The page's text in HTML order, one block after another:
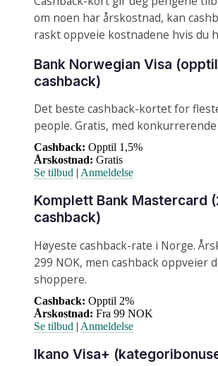
om noen har årskostnad, kan
raskt oppveie kostnadene hvis du
Bank Norwegian Visa
cashback)
Det beste cashback-kortet for
people. Gratis, med
Cashback: Opptil 1,5%
Årskostnad: Gratis
Se tilbud | Anmeldelse
Komplett Bank Mastercard
cashback)
Høyeste cashback-rate i Norge.
299 NOK, men cashback oppveier
shoppere.
Cashback: Opptil 2%
Årskostnad: Fra 99 NOK
Se tilbud | Anmeldelse
Ikano Visa+